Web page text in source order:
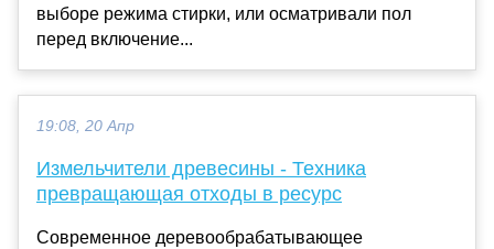
выборе режима стирки, или осматривали пол
перед включение...
19:08, 20 Апр
Измельчители древесины - Техника
превращающая отходы в ресурс
Современное деревообрабатывающее